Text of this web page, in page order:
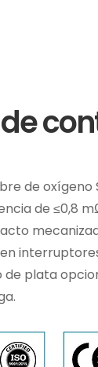
de
de ≤0,8
de plata